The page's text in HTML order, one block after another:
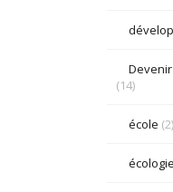
(14)
école (2)
écologie